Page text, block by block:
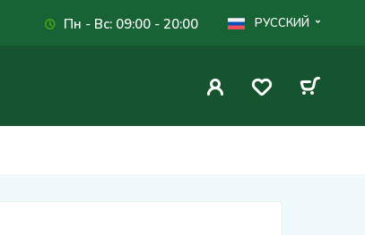
Пн - Вс: 09:00 - 20:00 РУССКИЙ